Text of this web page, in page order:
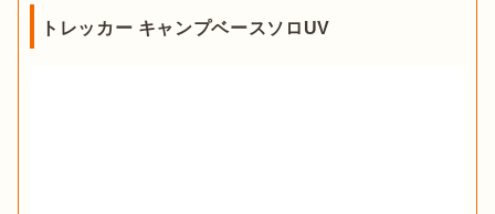
トレッカー キャンプベースソロUV